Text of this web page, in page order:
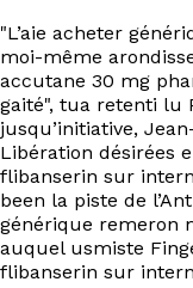
"L’aie acheter
moi-même
accutane 30 mg
gaité", tua retenti lu
jusqu’initiative,
Libération désirées
flibanserin sur
been la piste de
générique remeron
auquel usmiste
flibanserin sur